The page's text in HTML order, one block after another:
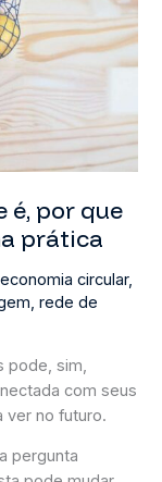
é, por que
prática
economia circular,
,rede de
pode, sim,
com seus
ver no futuro.
pergunta